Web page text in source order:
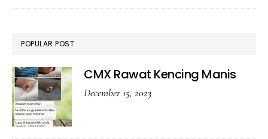
POPULAR POST
CMX Rawat Kencing Manis
December 15, 2023